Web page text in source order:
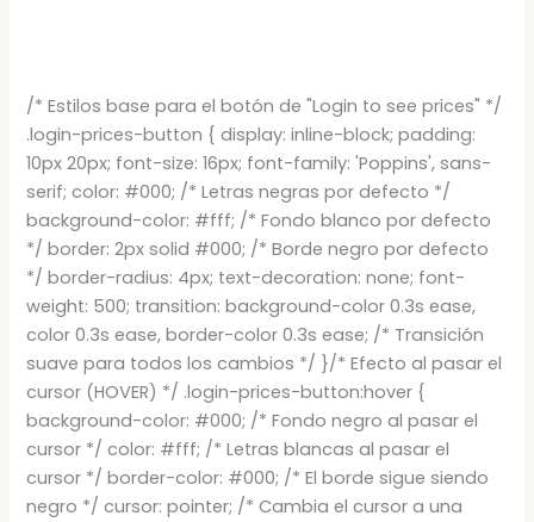
/* Estilos base para el botón de "Login to see prices" */
.login-prices-button { display: inline-block; padding:
10px 20px; font-size: 16px; font-family: 'Poppins', sans-
serif; color: #000; /* Letras negras por defecto */
background-color: #fff; /* Fondo blanco por defecto
*/ border: 2px solid #000; /* Borde negro por defecto
*/ border-radius: 4px; text-decoration: none; font-
weight: 500; transition: background-color 0.3s ease,
color 0.3s ease, border-color 0.3s ease; /* Transición
suave para todos los cambios */ }/* Efecto al pasar el
cursor (HOVER) */ .login-prices-button:hover {
background-color: #000; /* Fondo negro al pasar el
cursor */ color: #fff; /* Letras blancas al pasar el
cursor */ border-color: #000; /* El borde sigue siendo
negro */ cursor: pointer; /* Cambia el cursor a una